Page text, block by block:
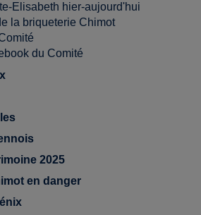
Elisabeth hier-aujourd'hui
la briqueterie Chimot
du Comité
2025
en danger